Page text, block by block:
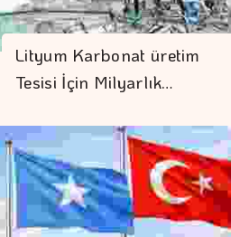
Lityum Karbonat üretim
Tesisi İçin Milyarlık…